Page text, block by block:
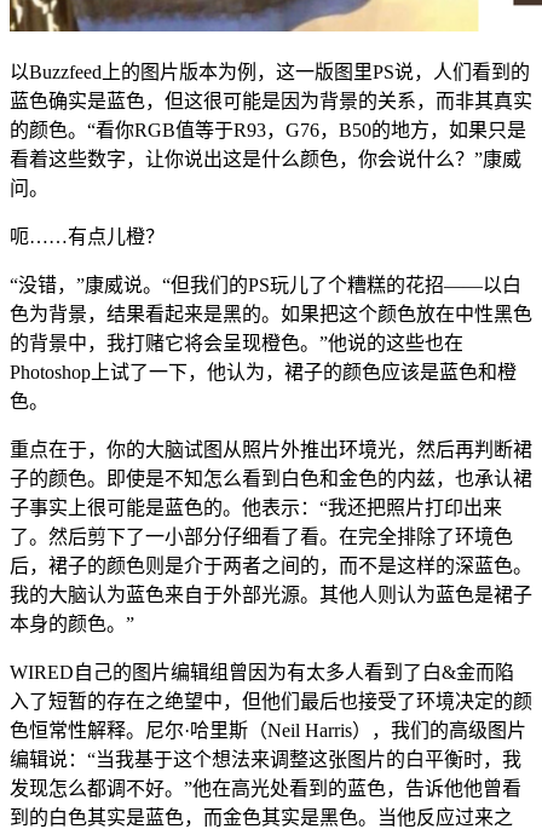
以Buzzfeed上的图片版本为例，这一版图里PS说，人们看到的
蓝色确实是蓝色，但这很可能是因为背景的关系，而非其真实
的颜色。“看你RGB值等于R93，G76，B50的地方，如果只是
看着这些数字，让你说出这是什么颜色，你会说什么？”康威
问。
呃……有点儿橙？
“没错，”康威说。“但我们的PS玩儿了个糟糕的花招——以白
色为背景，结果看起来是黑的。如果把这个颜色放在中性黑色
的背景中，我打赌它将会呈现橙色。”他说的这些也在
Photoshop上试了一下，他认为，裙子的颜色应该是蓝色和橙
色。
重点在于，你的大脑试图从照片外推出环境光，然后再判断裙
子的颜色。即使是不知怎么看到白色和金色的内兹，也承认裙
子事实上很可能是蓝色的。他表示：“我还把照片打印出来
了。然后剪下了一小部分仔细看了看。在完全排除了环境色
后，裙子的颜色则是介于两者之间的，而不是这样的深蓝色。
我的大脑认为蓝色来自于外部光源。其他人则认为蓝色是裙子
本身的颜色。”
WIRED自己的图片编辑组曾因为有太多人看到了白&金而陷
入了短暂的存在之绝望中，但他们最后也接受了环境决定的颜
色恒常性解释。尼尔·哈里斯（Neil Harris），我们的高级图片
编辑说：“当我基于这个想法来调整这张图片的白平衡时，我
发现怎么都调不好。”他在高光处看到的蓝色，告诉他他曾看
到的白色其实是蓝色，而金色其实是黑色。当他反应过来之